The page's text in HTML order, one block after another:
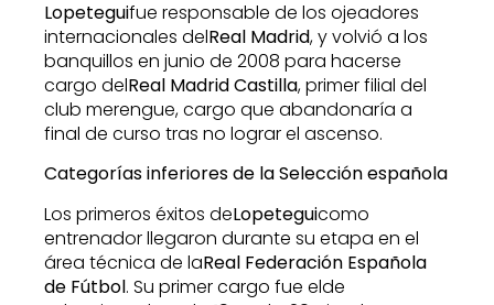
Lopeteguifue responsable de los ojeadores
internacionales delReal Madrid, y volvió a los
banquillos en junio de 2008 para hacerse
cargo delReal Madrid Castilla, primer filial del
club merengue, cargo que abandonaría a
final de curso tras no lograr el ascenso.
Categorías inferiores de la Selección española
Los primeros éxitos deLopeteguicomo
entrenador llegaron durante su etapa en el
área técnica de laReal Federación Española
de Fútbol. Su primer cargo fue elde